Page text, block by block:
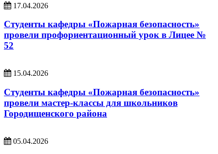
17.04.2026
Студенты кафедры «Пожарная безопасность»
провели профориентационный урок в Лицее №
52
15.04.2026
Студенты кафедры «Пожарная безопасность»
провели мастер-классы для школьников
Городищенского района
05.04.2026